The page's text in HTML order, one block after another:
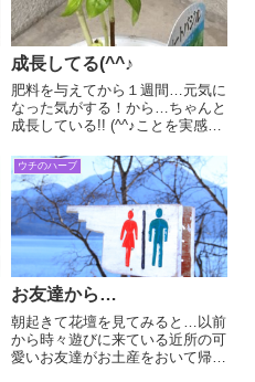
成長してる(^^♪
肥料を与えてから１週間…元気に
なった気がする！から…ちゃんと
成長している!! (^^♪ことを実感ー
しい芽が出ています！特に心配だ
ったバジルも…葉っぱの色やツヤ
もよくなりました♪これからの成
長も楽しみ(*ˊ...
ウチのハーブ
お友達から…
朝起きて花壇を見てみると…以前
から時々遊びに来ている近所の可
愛いお友達がお土産をおいて帰っ